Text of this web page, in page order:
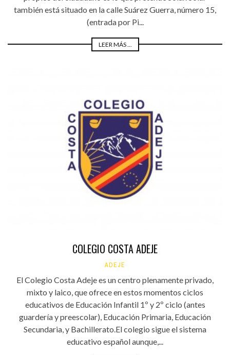
también está situado en la calle Suárez Guerra, número 15,
(entrada por Pi...
LEER MÁS ...
COLEGIO COSTA ADEJE
ADEJE
El Colegio Costa Adeje es un centro plenamente privado,
mixto y laico, que ofrece en estos momentos ciclos
educativos de Educación Infantil 1º y 2º ciclo (antes
guardería y preescolar), Educación Primaria, Educación
Secundaria, y Bachillerato.El colegio sigue el sistema
educativo español aunque,...